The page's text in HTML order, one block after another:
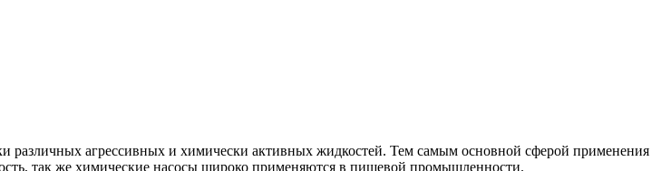
различных агрессивных и химически активных жидкостей. Тем самым основной сферой применения
так же химические насосы широко применяются в пищевой промышленности.